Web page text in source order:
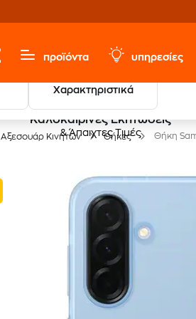
προϊόντα υπηρεσίες
Χαρακτηριστικά
Καλοκαιρινές Εκπτώσεις
& Άπαιχτες Τιμές
Αξεσουάρ Κινητών Θήκες Θήκη